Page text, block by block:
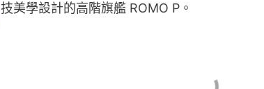
技美學設計的高階旗艦 ROMO P。